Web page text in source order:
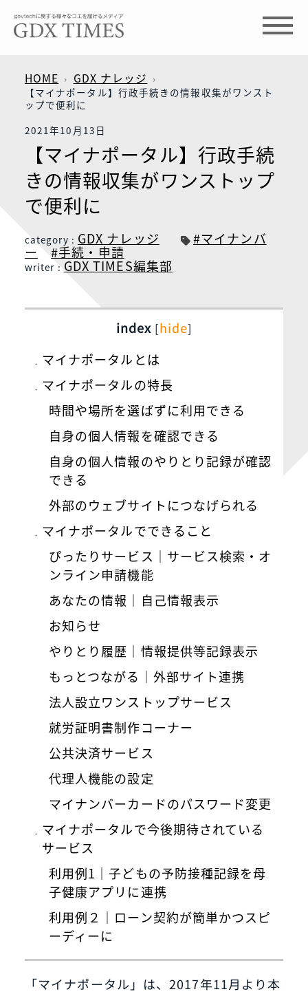
HOME GDX ナレッジ
【マイナポータル】行政手続きの情報収集がワンスト
ップで便利に
2021年10月13日
【マイナポータル】行政手続
きの情報収集がワンストップ
で便利に
category : GDX ナレッジ #マイナンバ
ー #手続・申請
writer : GDX TIMES編集部
index [hide]
マイナポータルとは
マイナポータルの特長
時間や場所を選ばずに利用できる
自身の個人情報を確認できる
自身の個人情報のやりとり記録が確認
できる
外部のウェブサイトにつなげられる
マイナポータルでできること
ぴったりサービス｜サービス検索・オ
ンライン申請機能
あなたの情報｜自己情報表示
お知らせ
やりとり履歴｜情報提供等記録表示
もっとつながる｜外部サイト連携
法人設立ワンストップサービス
就労証明書制作コーナー
公共決済サービス
代理人機能の設定
マイナンバーカードのパスワード変更
マイナポータルで今後期待されている
サービス
利用例1｜子どもの予防接種記録を母
子健康アプリに連携
利用例２｜ローン契約が簡単かつスピ
ーディーに
「マイナポータル」は、2017年11月より本